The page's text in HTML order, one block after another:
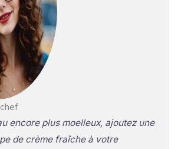
encore plus moelleux, ajoutez une
de crème fraîche à votre